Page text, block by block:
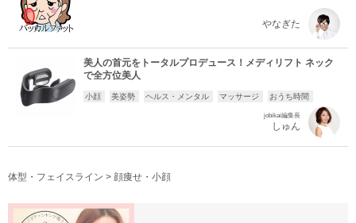
やなぎた
美人の首元をトータルプロデュース！メディリフト ネック
で全方位美人
小顔 美姿勢 ヘルス・メンタル マッサージ おうち時間
jobikai編集長
しゅん
体型・フェイスライン > 顔痩せ・小顔